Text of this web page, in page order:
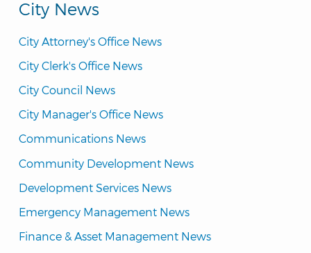
City News
City Attorney's Office News
City Clerk's Office News
City Council News
City Manager's Office News
Communications News
Community Development News
Development Services News
Emergency Management News
Finance & Asset Management News